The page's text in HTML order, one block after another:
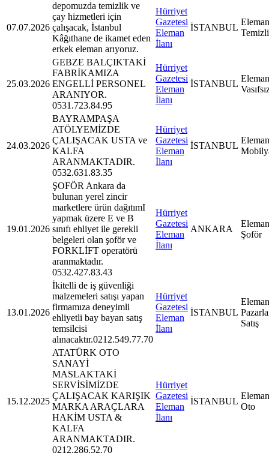
07.07.2026
depomuzda temizlik ve
çay hizmetleri için
çalışacak, İstanbul
Kâğıthane de ikamet eden
erkek eleman arıyoruz.
Hürriyet
Gazetesi
Eleman
İlanı
İSTANBUL
25.03.2026
GEBZE BALÇIKTAKİ
FABRİKAMIZA
ENGELLİ PERSONEL
ARANIYOR.
0531.723.84.95
Hürriyet
Gazetesi
Eleman
İlanı
İSTANBUL
24.03.2026
BAYRAMPAŞA
ATÖLYEMİZDE
ÇALIŞACAK USTA ve
KALFA
ARANMAKTADIR.
0532.631.83.35
Hürriyet
Gazetesi
Eleman
İlanı
İSTANBUL
19.01.2026
ŞOFÖR Ankara da
bulunan yerel zincir
marketlere ürün dağıtımI
yapmak üzere E ve B
sınıfı ehliyet ile gerekli
belgeleri olan şoför ve
FORKLİFT operatörü
aranmaktadır.
0532.427.83.43
Hürriyet
Gazetesi
Eleman
İlanı
ANKARA
Şoför
13.01.2026
İkitelli de iş güvenliği
malzemeleri satışı yapan
firmamıza deneyimli
ehliyetli bay bayan satış
temsilcisi
alınacaktır.0212.549.77.70
Hürriyet
Gazetesi
Eleman
İlanı
İSTANBUL
Satış
15.12.2025
ATATÜRK OTO
SANAYİ
MASLAKTAKİ
SERVİSİMİZDE
ÇALIŞACAK KARIŞIK
MARKA ARAÇLARA
HAKİM USTA &
KALFA
ARANMAKTADIR.
0212.286.52.70
Hürriyet
Gazetesi
Eleman
İlanı
İSTANBUL
Oto